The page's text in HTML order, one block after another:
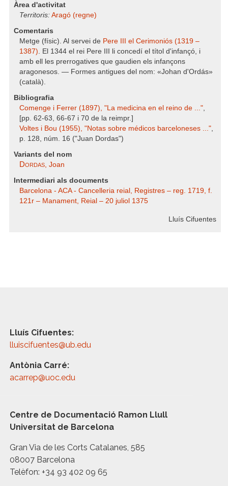
Àrea d'activitat
Territoris: Aragó (regne)
Comentaris
Metge (físic). Al servei de Pere III el Cerimoniós (1319 –
1387). El 1344 el rei Pere III li concedí el títol d'infançó, i
amb ell les prerrogatives que gaudien els infançons
aragonesos. — Formes antigues del nom: «Johan d'Ordás»
(català).
Bibliografia
Comenge i Ferrer (1897), "La medicina en el reino de ...",
[pp. 62-63, 66-67 i 70 de la reimpr.]
Voltes i Bou (1955), "Notas sobre médicos barceloneses ...",
p. 128, núm. 16 ("Juan Dordas")
Variants del nom
Dordas, Joan
Intermediari als documents
Barcelona - ACA - Cancelleria reial, Registres – reg. 1719, f.
121r – Manament, Reial – 20 juliol 1375
Lluís Cifuentes
Lluís Cifuentes:
lluiscifuentes@ub.edu
Antònia Carré:
acarrep@uoc.edu
Centre de Documentació Ramon Llull
Universitat de Barcelona
Gran Via de les Corts Catalanes, 585
08007 Barcelona
Telèfon: +34 93 402 09 65